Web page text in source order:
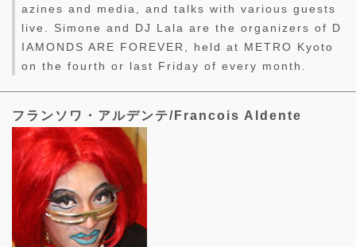
azines and media, and talks with various guests
live. Simone and DJ Lala are the organizers of D
IAMONDS ARE FOREVER, held at METRO Kyoto
on the fourth or last Friday of every month.
フランソワ・アルデンテ/Francois Aldente